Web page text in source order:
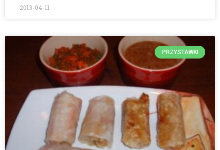
2013-04-11
PRZYSTAWKI